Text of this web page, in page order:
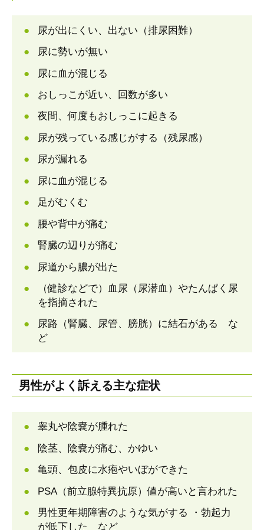
尿が出にくい、出ない（排尿困難）
尿に勢いが無い
尿に血が混じる
おしっこが近い、回数が多い
夜間、何度もおしっこに起きる
尿が残っている感じがする（残尿感）
尿が漏れる
尿に血が混じる
足がむくむ
腰や背中が痛む
腎臓の辺りが痛む
尿道から膿が出た
（健診などで）血尿（尿潜血）やたんぱく尿
を指摘された
尿路（腎臓、尿管、膀胱）に結石がある な
ど
男性がよく訴える主な症状
睾丸や陰嚢が腫れた
陰茎、陰嚢が痛む、かゆい
亀頭、包皮に水疱やいぼができた
PSA（前立腺特異抗原）値が高いと言われた
男性更年期障害のような気がする ・勃起力
が低下した など